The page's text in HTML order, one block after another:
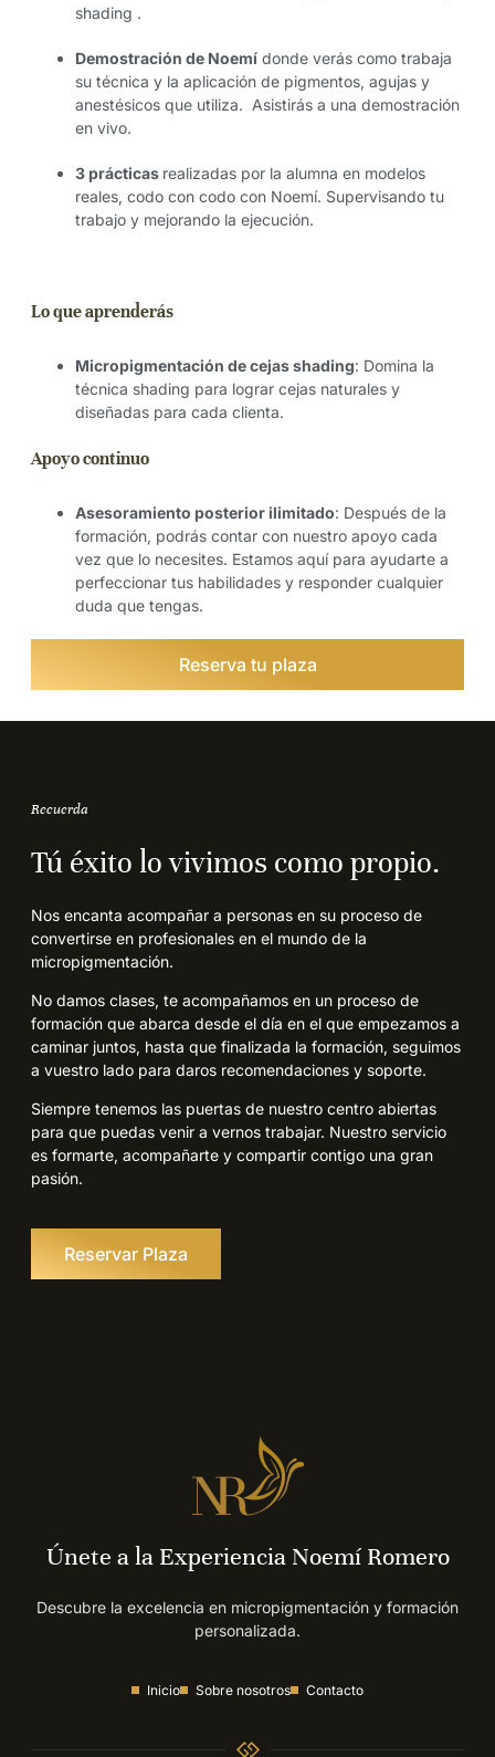
shading .
Demostración de Noemí donde verás como trabaja
su técnica y la aplicación de pigmentos, agujas y
anestésicos que utiliza. Asistirás a una demostración
en vivo.
3 prácticas realizadas por la alumna en modelos
reales, codo con codo con Noemí. Supervisando tu
trabajo y mejorando la ejecución.
Lo que aprenderás
Micropigmentación de cejas shading: Domina la
técnica shading para lograr cejas naturales y
diseñadas para cada clienta.
Apoyo continuo
Asesoramiento posterior ilimitado: Después de la
formación, podrás contar con nuestro apoyo cada
vez que lo necesites. Estamos aquí para ayudarte a
perfeccionar tus habilidades y responder cualquier
duda que tengas.
Reserva tu plaza
Recuerda
Tú éxito lo vivimos como propio.
Nos encanta acompañar a personas en su proceso de
convertirse en profesionales en el mundo de la
micropigmentación.
No damos clases, te acompañamos en un proceso de
formación que abarca desde el día en el que empezamos a
caminar juntos, hasta que finalizada la formación, seguimos
a vuestro lado para daros recomendaciones y soporte.
Siempre tenemos las puertas de nuestro centro abiertas
para que puedas venir a vernos trabajar. Nuestro servicio
es formarte, acompañarte y compartir contigo una gran
pasión.
Reservar Plaza
Únete a la Experiencia Noemí Romero
Descubre la excelencia en micropigmentación y formación
personalizada.
Inicio Sobre nosotros Contacto